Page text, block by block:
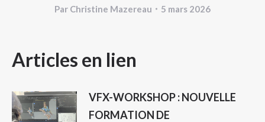
Par Christine Mazereau 5 mars 2026
NAVIGATION
ARTICLE
Articles en lien
VFX-WORKSHOP : NOUVELLE
FORMATION DE